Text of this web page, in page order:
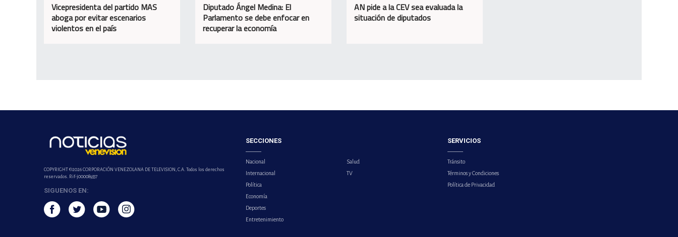
Vicepresidenta del partido MAS
aboga por evitar escenarios
violentos en el país
Diputado Ángel Medina: El
Parlamento se debe enfocar en
recuperar la economía
AN pide a la CEV sea evaluada la
situación de diputados
COPYRIGHT ©2026 CORPORACIÓN VENEZOLANA DE TELEVISION, C.A. Todos los derechos
reservados. Rif-j000089337
SIGUENOS EN:
SECCIONES
Nacional
Internacional
Política
Economía
Deportes
Entretenimiento
Salud
TV
SERVICIOS
Tránsito
Términos y Condiciones
Política de Privacidad